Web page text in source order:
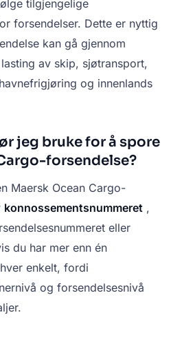
tilgjengelige
forsendelser. Dette er nyttig
kan gå gjennom
av skip, sjøtransport,
og innenlands
jeg bruke for å spore
forsendelse?
Maersk Ocean Cargo-
konnossementsnummeret ,
eller
du har mer enn én
enkelt, fordi
og forsendelsesnivå